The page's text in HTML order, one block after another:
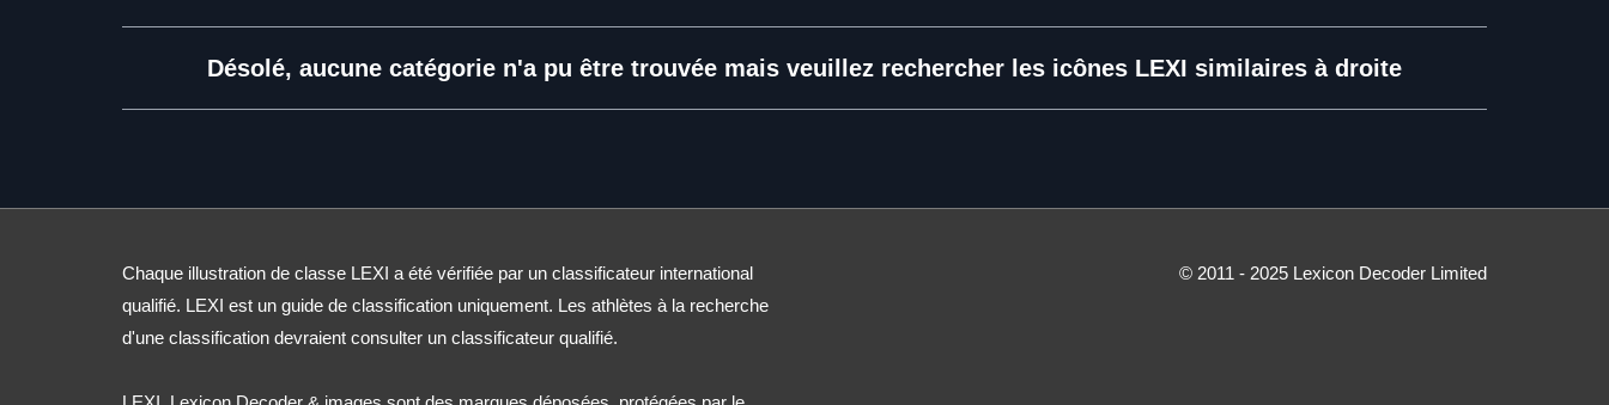
Désolé, aucune catégorie n'a pu être trouvée mais veuillez rechercher les icônes LEXI similaires à droite
Chaque illustration de classe LEXI a été vérifiée par un classificateur international
qualifié. LEXI est un guide de classification uniquement. Les athlètes à la recherche
d'une classification devraient consulter un classificateur qualifié.
© 2011 - 2025 Lexicon Decoder Limited